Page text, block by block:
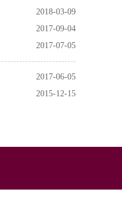
2018-03-09
2017-09-04
2017-07-05
2017-06-05
2015-12-15